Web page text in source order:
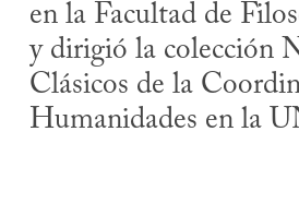
en la Facultad de
y dirigió la colección
Clásicos de la
Humanidades en la